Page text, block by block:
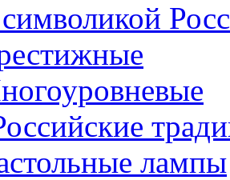
лампы